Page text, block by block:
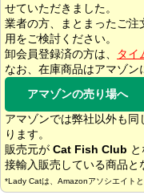
せていただきました。
業者の方、まとまったご注
用をご検討ください。
卸会員登録済の方は、
タイ
なお、在庫商品はアマゾン
アマゾンの売り場へ
アマゾンでは弊社以外も
ります。
販売元が Cat Fish Club
接輸入販売している商品と
*Lady Catは、Amazonアソシエイト